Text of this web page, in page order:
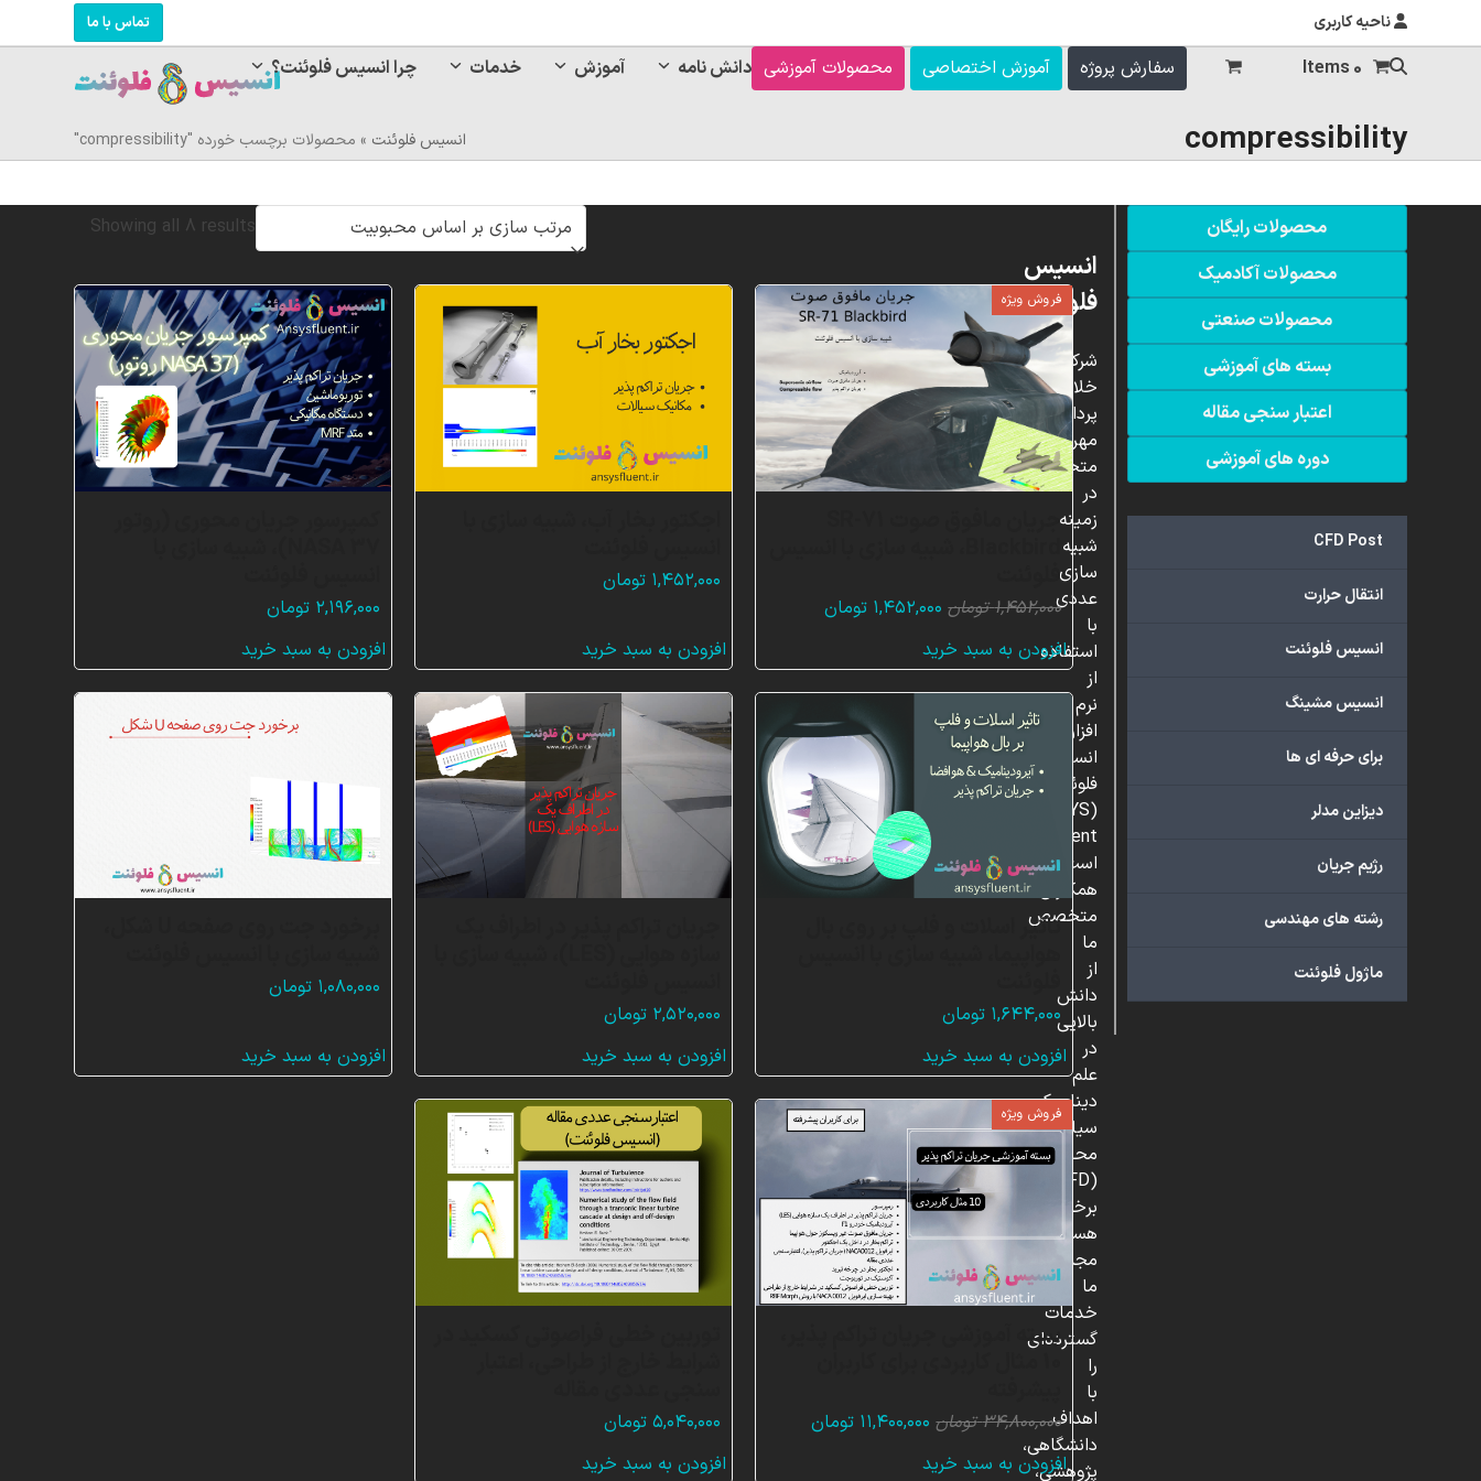
ناحیه کاربری تماس با ما
چرا انسیس فلوئنت؟ خدمات آموزش دانش نامه محصولات آموزشی آموزش اختصاصی سفارش پروژه 0 Items
compressibility انسیس فلوئنت » محصولات برچسب خورده "compressibility"
Showing all 8 results
Sorted
popularity
فروش ویژه
فلوئنت
۱,۴۵۲,۰۰۰ تومان قیمت
۱,۴۵۲,۰۰۰ تومانقیمت
افزودن به سبد خرید
۱,۴۵۲,۰۰۰ تومان
افزودن به سبد خرید
۲,۱۹۶,۰۰۰ تومان
افزودن به سبد خرید
تاثیر اسلات و فلپ بر روی بال
۱,۶۴۴,۰۰۰ تومان
افزودن به سبد خرید
۲,۵۲۰,۰۰۰ تومان
افزودن به سبد خرید
۱,۰۸۰,۰۰۰ تومان
افزودن به سبد خرید
فروش ویژه
بسته آموزشی جریان تراکم پذیر،
۳۴,۸۰۰,۰۰۰ تومان قیمت
۱۱,۴۰۰,۰۰۰ تومانقیمت
افزودن به سبد خرید
۵,۰۴۰,۰۰۰ تومان
افزودن به سبد خرید
محصولات رایگان
محصولات آکادمیک
محصولات صنعتی
بسته های آموزشی
اعتبار سنجی مقاله
دوره های آموزشی
CFD Post
انتقال حرارت
انسیس فلوئنت
انسیس مشینگ
برای حرفه ای ها
دیزاین مدلر
رژیم جریان
رشته های مهندسی
ماژول فلوئنت
انسیس
فلوئنت
شرکت
خلاق
پردازشگران
مهر،
متخصص
در
زمینه
شبیه
سازی
عددی
با
استفاده
از
نرم
افزار
انسیس
فلوئنت
(ANSYS
است.
همکاران
متخصص
ما
از
دانش
بالایی
در
علم
دینامیک
سیالات
محاسباتی
برخوردار
هستند.
مجموعه
ما
خدمات
گسترده‌ای
را
با
اهداف
دانشگاهی،
پژوهشی،